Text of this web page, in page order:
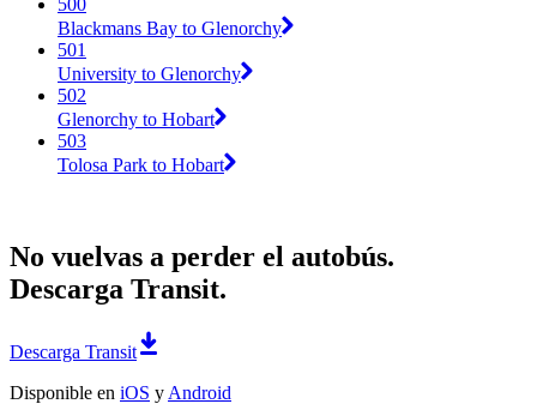
500
Blackmans Bay to Glenorchy
501
University to Glenorchy
502
Glenorchy to Hobart
503
Tolosa Park to Hobart
No vuelvas a perder el autobús.
Descarga Transit.
Descarga Transit
Disponible en iOS y Android